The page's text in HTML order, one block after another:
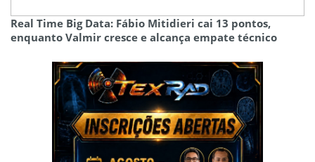
Real Time Big Data: Fábio Mitidieri cai 13 pontos,
enquanto Valmir cresce e alcança empate técnico